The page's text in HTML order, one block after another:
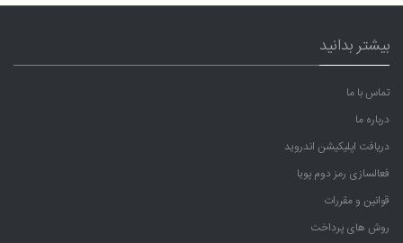
بیشتر بدانید
تماس با ما
درباره ما
دریافت اپلیکیشن اندروید
فعالسازی رمز دوم پویا
قوانین و مقررات
روش های پرداخت